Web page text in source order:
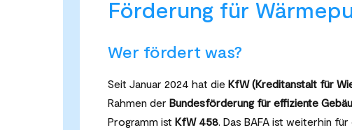
Förderung für
Wer fördert was?
Seit Januar 2024 hat die KfW (Kreditanstalt für
Rahmen der Bundesförderung für effiziente
Programm ist KfW 458 . Das BAFA ist weiterhin